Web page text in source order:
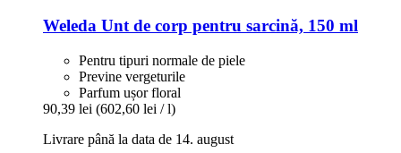
Weleda Unt de corp pentru sarcină, 150 ml
Pentru tipuri normale de piele
Previne vergeturile
Parfum ușor floral
90,39 lei (602,60 lei / l)
Livrare până la data de 14. august